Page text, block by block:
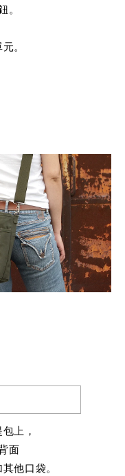
。
。
上，
面
他口袋。